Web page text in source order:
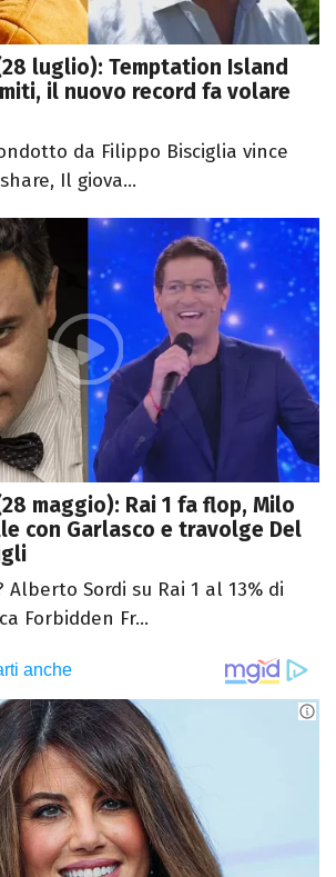
luglio): Temptation Island
il nuovo record fa volare
da Filippo Bisciglia vince
Il giova...
maggio): Rai 1 fa flop, Milo
con Garlasco e travolge Del
Sordi su Rai 1 al 13% di
Forbidden Fr...